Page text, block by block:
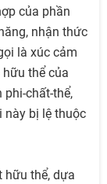
của phần
nhận thức
là xúc cảm
thể của
chất-thể,
này bị lệ thuộc
hữu thể, dựa